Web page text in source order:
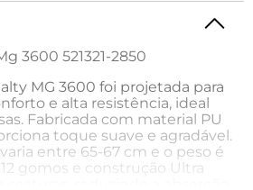
3600 521321-2850
MG 3600 foi projetada para
e alta resistência, ideal
Fabricada com material PU
toque suave e agradável.
entre 65-67 cm e o peso é
gomos e construção Ultra